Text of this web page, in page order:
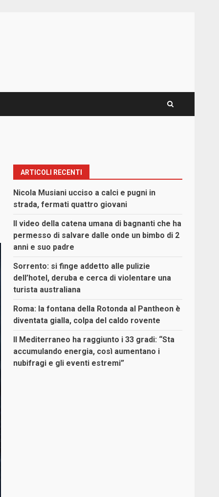
ARTICOLI RECENTI
Nicola Musiani ucciso a calci e pugni in
strada, fermati quattro giovani
Il video della catena umana di bagnanti che ha
permesso di salvare dalle onde un bimbo di 2
anni e suo padre
Sorrento: si finge addetto alle pulizie
dell’hotel, deruba e cerca di violentare una
turista australiana
Roma: la fontana della Rotonda al Pantheon è
diventata gialla, colpa del caldo rovente
Il Mediterraneo ha raggiunto i 33 gradi: “Sta
accumulando energia, così aumentano i
nubifragi e gli eventi estremi”